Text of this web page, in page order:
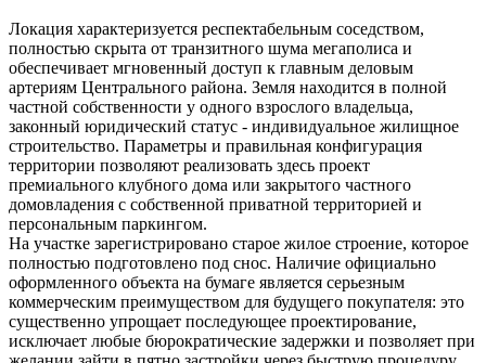
Локация характеризуется респектабельным соседством,
полностью скрыта от транзитного шума мегаполиса и
обеспечивает мгновенный доступ к главным деловым
артериям Центрального района. Земля находится в полной
частной собственности у одного взрослого владельца,
законный юридический статус - индивидуальное жилищное
строительство. Параметры и правильная конфигурация
территории позволяют реализовать здесь проект
премиального клубного дома или закрытого частного
домовладения с собственной приватной территорией и
персональным паркингом.
На участке зарегистрировано старое жилое строение, которое
полностью подготовлено под снос. Наличие официально
оформленного объекта на бумаге является серьезным
коммерческим преимуществом для будущего покупателя: это
существенно упрощает последующее проектирование,
исключает любые бюрократические задержки и позволяет при